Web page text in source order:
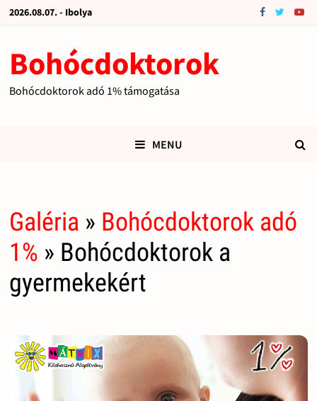
2026.08.07. - Ibolya
Bohócdoktorok
Bohócdoktorok adó 1% támogatása
MENU
Galéria » Bohócdoktorok adó
1% » Bohócdoktorok a
gyermekekért